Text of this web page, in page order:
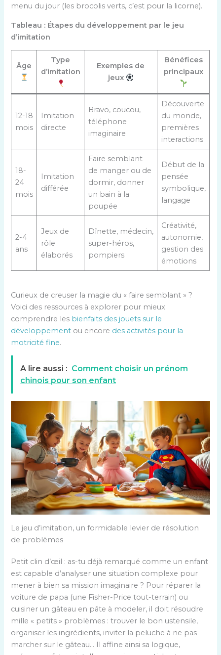
menu du jour (les brocolis verts, c’est pour la licorne).
Tableau : Étapes du développement par le jeu
d’imitation
Âge
Type
d’imitation
Exemples de
jeux
Bénéfices
principaux
12-18
mois
Imitation
directe
Bravo, coucou,
téléphone
imaginaire
Découverte
du monde,
premières
interactions
18-
24
mois
Imitation
différée
Faire semblant
de manger ou de
dormir, donner
un bain à la
poupée
Début de la
pensée
symbolique,
langage
2-4
ans
Jeux de
rôle
élaborés
Dînette, médecin,
super-héros,
pompiers
Créativité,
autonomie,
gestion des
émotions
Curieux de creuser la magie du « faire semblant » ?
Voici des ressources à explorer pour mieux
comprendre les bienfaits des jouets sur le
développement ou encore des activités pour la
motricité fine.
A lire aussi : Comment choisir un prénom
chinois pour son enfant
Le jeu d’imitation, un formidable levier de résolution
de problèmes
Petit clin d’œil : as-tu déjà remarqué comme un enfant
est capable d’analyser une situation complexe pour
mener à bien sa mission imaginaire ? Pour réparer la
voiture de papa (une Fisher-Price tout-terrain) ou
cuisiner un gâteau en pâte à modeler, il doit résoudre
mille « petits » problèmes : trouver le bon ustensile,
organiser les ingrédients, inviter la peluche à ne pas
marcher sur le gâteau… Il affine ainsi sa logique,